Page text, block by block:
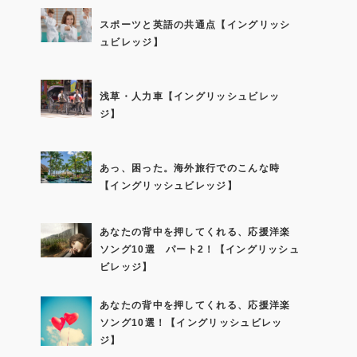
スポーツと英語の共通点【イングリッシ
ュビレッジ】
浅草・人力車【イングリッシュビレッ
ジ】
あっ、困った。海外旅行でのこんな時
【イングリッシュビレッジ】
あなたの背中を押してくれる、応援洋楽
ソング10選 パート2！【イングリッシュ
ビレッジ】
あなたの背中を押してくれる、応援洋楽
ソング10選！【イングリッシュビレッ
ジ】